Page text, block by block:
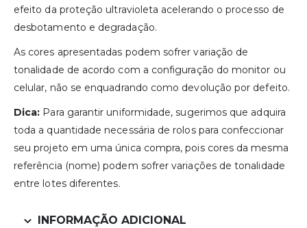
efeito da proteção ultravioleta acelerando o processo de
desbotamento e degradação.
As cores apresentadas podem sofrer variação de
tonalidade de acordo com a configuração do monitor ou
celular, não se enquadrando como devolução por defeito.
Dica: Para garantir uniformidade, sugerimos que adquira
toda a quantidade necessária de rolos para confeccionar
seu projeto em uma única compra, pois cores da mesma
referência (nome) podem sofrer variações de tonalidade
entre lotes diferentes.
INFORMAÇÃO ADICIONAL